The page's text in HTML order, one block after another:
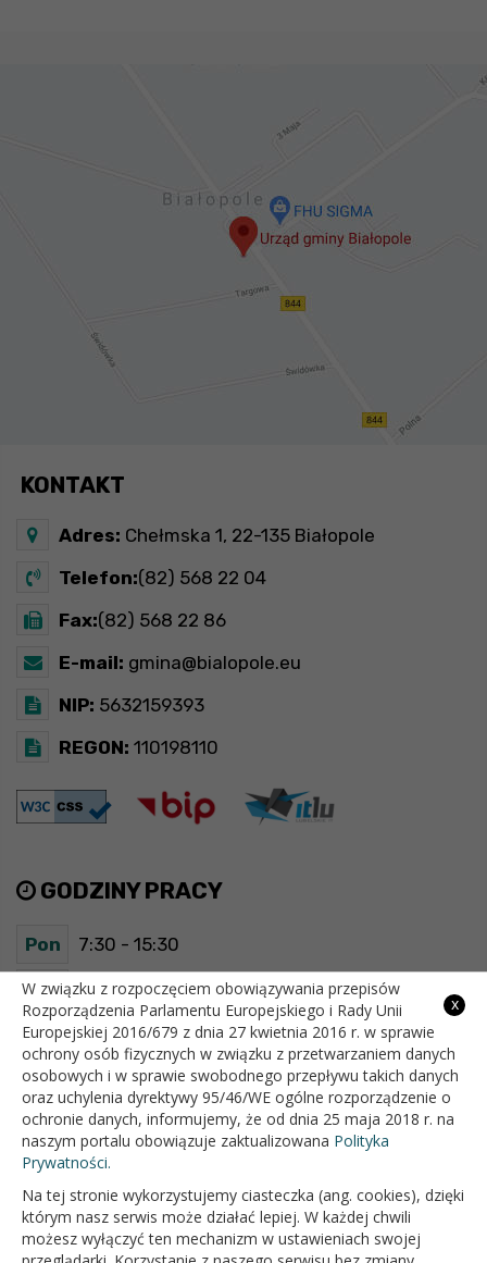
KONTAKT
Adres: Chełmska 1, 22-135 Białopole
Telefon:(82) 568 22 04
Fax:(82) 568 22 86
E-mail: gmina@bialopole.eu
NIP: 5632159393
REGON: 110198110
GODZINY PRACY
Pon 7:30 - 15:30
Wt 7:30 - 15:30
Śr 7:30 - 15:30
Czw 7:30 - 15:30
Pt 7:30 - 15:30
OFICJALNY SERWIS INTERNETOWY GMINY BIAŁOPOLE
x
W związku z rozpoczęciem obowiązywania przepisów
Rozporządzenia Parlamentu Europejskiego i Rady Unii
Europejskiej 2016/679 z dnia 27 kwietnia 2016 r. w sprawie
ochrony osób fizycznych w związku z przetwarzaniem danych
osobowych i w sprawie swobodnego przepływu takich danych
oraz uchylenia dyrektywy 95/46/WE ogólne rozporządzenie o
ochronie danych, informujemy, że od dnia 25 maja 2018 r. na
naszym portalu obowiązuje zaktualizowana Polityka
Prywatności.
Na tej stronie wykorzystujemy ciasteczka (ang. cookies), dzięki
którym nasz serwis może działać lepiej. W każdej chwili
możesz wyłączyć ten mechanizm w ustawieniach swojej